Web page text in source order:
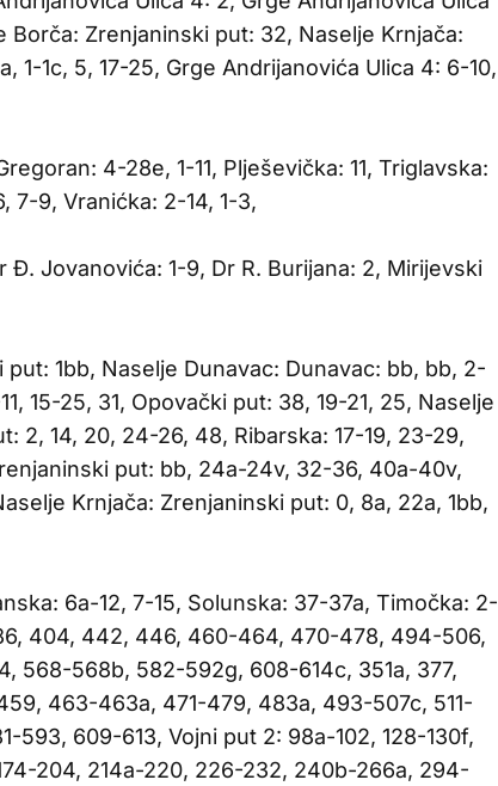
Borča: Zrenjaninski put: 32, Naselje Krnjača:
1-1c, 5, 17-25, Grge Andrijanovića Ulica 4: 6-10,
4-28e, 1-11, Plješevička: 11, Triglavska:
7-9, Vranićka: 2-14, 1-3,
Đ. Jovanovića: 1-9, Dr R. Burijana: 2, Mirijevski
1bb, Naselje Dunavac: Dunavac: bb, bb, 2-
15-25, 31, Opovački put: 38, 19-21, 25, Naselje
2, 14, 20, 24-26, 48, Ribarska: 17-19, 23-29,
put: bb, 24a-24v, 32-36, 40a-40v,
Krnjača: Zrenjaninski put: 0, 8a, 22a, 1bb,
6a-12, 7-15, Solunska: 37-37a, Timočka: 2-
404, 442, 446, 460-464, 470-478, 494-506,
568-568b, 582-592g, 608-614c, 351a, 377,
463-463a, 471-479, 483a, 493-507c, 511-
593, 609-613, Vojni put 2: 98a-102, 128-130f,
204, 214a-220, 226-232, 240b-266a, 294-